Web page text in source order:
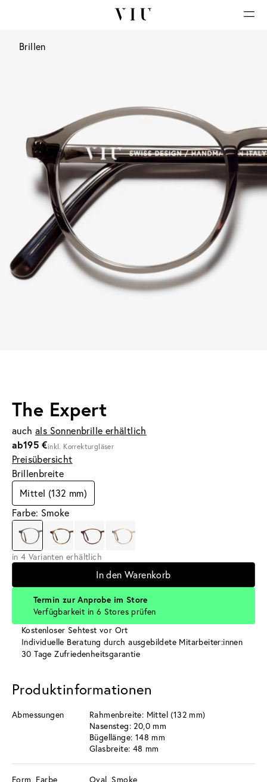
Brillen
The Expert
auch als Sonnenbrille erhältlich
ab195 €inkl. Korrekturgläser
Preisübersicht
Brillenbreite
Mittel (132 mm)
Farbe: Smoke
in 4 Varianten erhältlich
In den Warenkorb
Termin zur Anprobe im Store
Verfügbarkeit in 6 Stores prüfen
Kostenloser Sehtest vor Ort
Individuelle Beratung durch ausgebildete Mitarbeiter:innen
30 Tage Zufriedenheitsgarantie
Produktinformationen
Abmessungen
Rahmenbreite: Mittel (132 mm)
Nasensteg: 20,0 mm
Bügellänge: 148 mm
Glasbreite: 48 mm
Form, Farbe Oval, Smoke